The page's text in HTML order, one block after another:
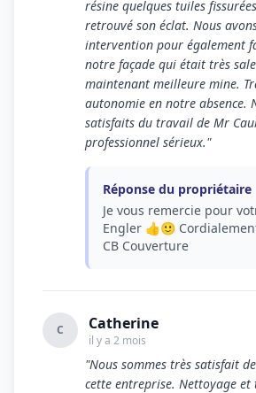
résine quelques tuiles
retrouvé son éclat. Nous
intervention pour également
notre façade qui était très
maintenant meilleure mine.
autonomie en notre absence.
satisfaits du travail de Mr
professionnel sérieux."
Réponse du propriétaire
Je vous remercie pour
Engler 👍🙂
CB Couverture
C Catherine
il y a 2 mois
"Nous sommes très satisfait
cette entreprise. Nettoyage